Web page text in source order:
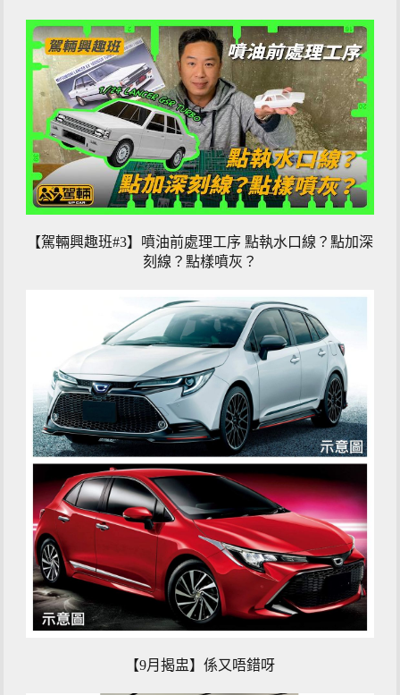
【駕輛興趣班#3】噴油前處理工序 點執水口線？點加深
刻線？點樣噴灰？
【9月揭盅】係又唔錯呀